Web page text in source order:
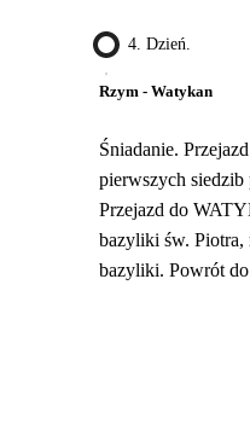
4. Dzień.
Rzym - Watykan
Śniadanie.
pierwszych siedzib
Przejazd do
bazyliki św. Piotra,
bazyliki. Powrót